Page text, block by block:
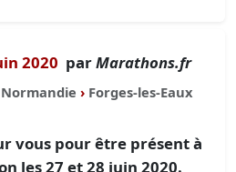
2020 parMarathons.fr
Normandie › Forges-les-Eaux
vous pour être présent à
les 27 et 28 juin 2020.